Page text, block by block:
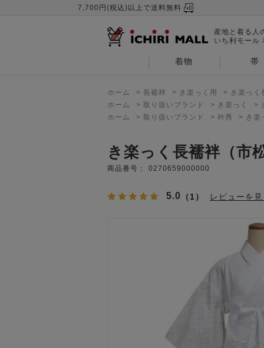
7,700円(税込)以上で送料無料
産地と着る人
いち利モール
着物 帯
ホーム > 長襦袢 > き楽っく用 > き楽っく
ホーム
> 取り扱いブランド > き楽っく >
ホーム
> 取り扱いブランド > 衿秀 > き楽
き楽っく長襦袢（市
商品番号： 0270659000000
5.0 （1） レビューを